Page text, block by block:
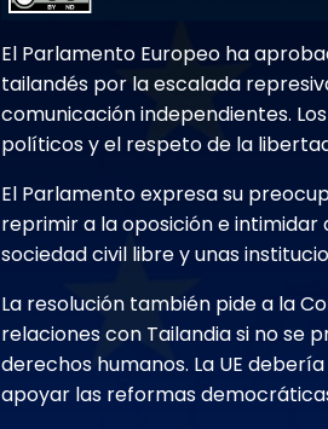
El Parlamento Europeo ha
tailandés por la escalada
comunicación independientes.
políticos y el respeto de la
El Parlamento expresa su
reprimir a la oposición e intimidar
sociedad civil libre y unas
La resolución también pide a la
relaciones con Tailandia si no se
derechos humanos. La UE
apoyar las reformas